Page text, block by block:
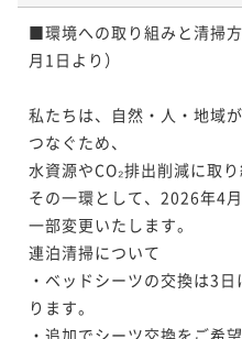
■環境への取り組みと清掃
月1日より）
私たちは、自然・人・地域
つなぐため、
水資源やCO₂排出削減に取り
その一環として、2026年4
一部変更いたします。
連泊清掃について
・ベッドシーツの交換は3
ります。
・追加でシーツ交換をご希